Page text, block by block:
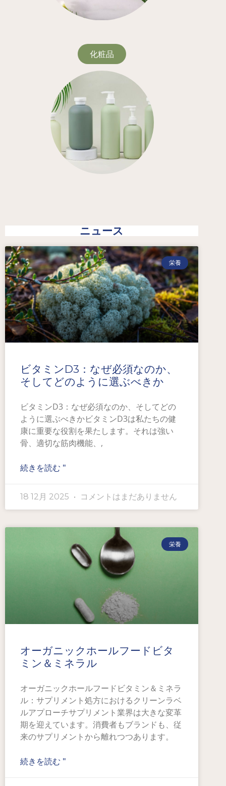
化粧品
ニュース
栄養
ビタミンD3：なぜ必須なのか、
そしてどのように選ぶべきか
ビタミンD3：なぜ必須なのか、そしてどの
ように選ぶべきかビタミンD3は私たちの健
康に重要な役割を果たします。それは強い
骨、適切な筋肉機能、,
続きを読む "
18 12月 2025 コメントはまだありません
栄養
オーガニックホールフードビタ
ミン＆ミネラル
オーガニックホールフードビタミン＆ミネラ
ル：サプリメント処方におけるクリーンラベ
ルアプローチサプリメント業界は大きな変革
期を迎えています。消費者もブランドも、従
来のサプリメントから離れつつあります。
続きを読む "